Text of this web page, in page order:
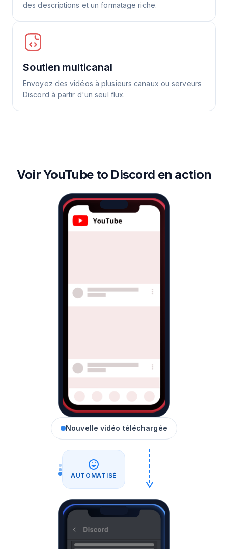
des descriptions et un formatage riche.
Soutien multicanal
Envoyez des vidéos à plusieurs canaux ou serveurs
Discord à partir d'un seul flux.
Voir YouTube to Discord en action
Nouvelle vidéo téléchargée
AUTOMATISÉ